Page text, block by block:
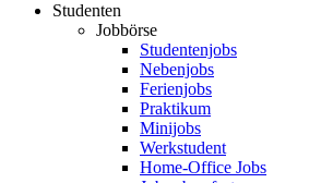
Studenten
Jobbörse
Studentenjobs
Nebenjobs
Ferienjobs
Praktikum
Minijobs
Werkstudent
Home-Office Jobs